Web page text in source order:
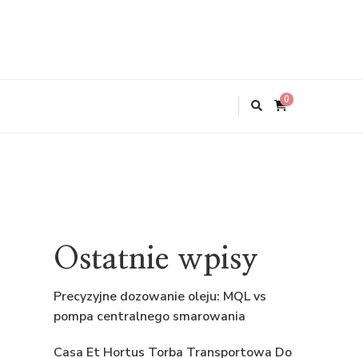
0
Ostatnie wpisy
Precyzyjne dozowanie oleju: MQL vs
pompa centralnego smarowania
Casa Et Hortus Torba Transportowa Do